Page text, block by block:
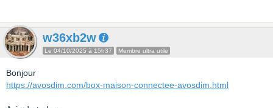
w36xb2w
Le 04/10/2025 à 15h37 Membre ultra utile
Bonjour
https://avosdim.com/box-maison-connectee-avosdim.html